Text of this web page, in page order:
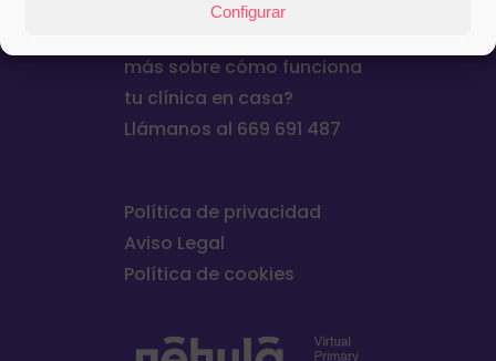
Configurar
más sobre cómo funciona
tu clínica en casa?
Llámanos al 669 691 487
Política de privacidad
Aviso Legal
Política de cookies